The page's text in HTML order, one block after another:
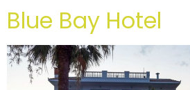
Blue Bay Hotel